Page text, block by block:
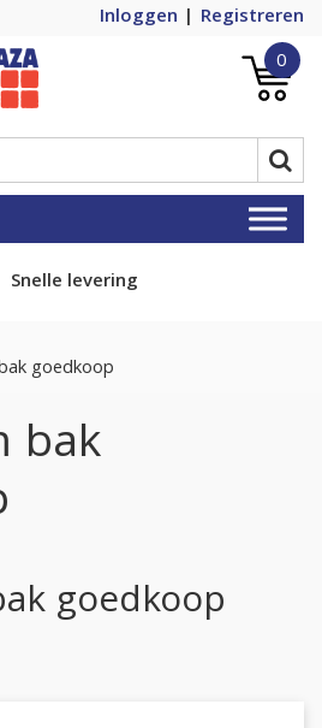
Inloggen
Registreren
1 in
0
Snelle levering
goedkoop
bak
goedkoop